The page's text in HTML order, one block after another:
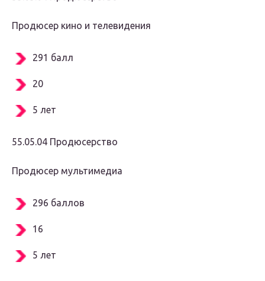
Продюсер кино и телевидения
291 балл
20
5 лет
55.05.04 Продюсерство
Продюсер мультимедиа
296 баллов
16
5 лет